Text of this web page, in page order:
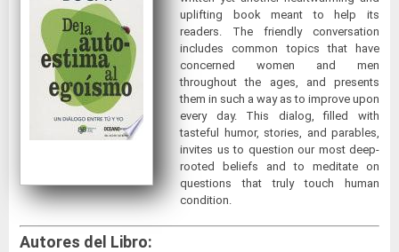
uplifting book meant to help its
readers. The friendly conversation
includes common topics that have
concerned women and men
throughout the ages, and presents
them in such a way as to improve upon
every day. This dialog, filled with
tasteful humor, stories, and parables,
invites us to question our most deep-
rooted beliefs and to meditate on
questions that truly touch human
condition.
Autores del Libro: